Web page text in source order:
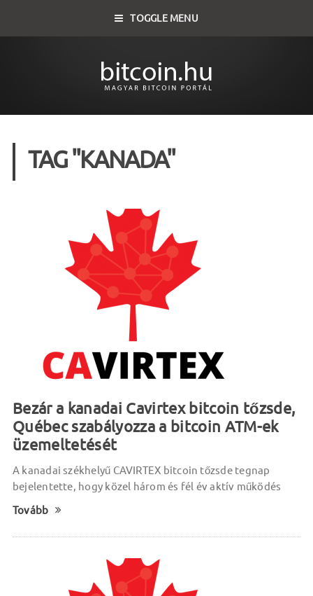
TOGGLE MENU
TAG "KANADA"
Bezár a kanadai Cavirtex bitcoin tőzsde,
Québec szabályozza a bitcoin ATM-ek
üzemeltetését
A kanadai székhelyű CAVIRTEX bitcoin tőzsde tegnap
bejelentette, hogy közel három és fél év aktív működés
Tovább